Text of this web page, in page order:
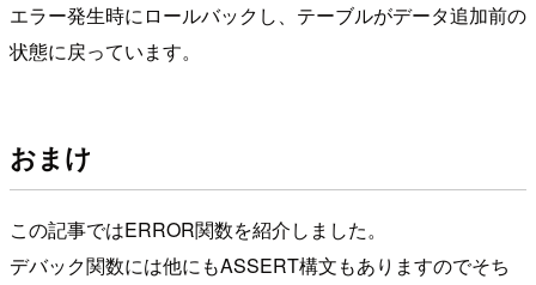
エラー発生時にロールバックし、テーブルがデータ追加前の
状態に戻っています。
おまけ
この記事ではERROR関数を紹介しました。
デバック関数には他にもASSERT構文もありますのでそち